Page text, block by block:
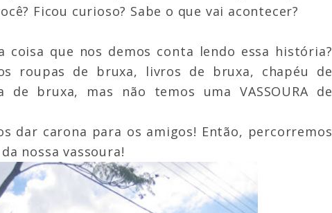
ê? Ficou curioso? Sabe o que vai acontecer?
coisa que nos demos conta lendo essa história?
roupas de bruxa, livros de bruxa, chapéu de
de bruxa, mas não temos uma VASSOURA de
dar carona para os amigos! Então, percorremos
nossa vassoura!